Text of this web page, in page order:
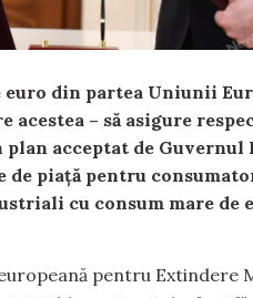
euro din partea Uniunii
acestea – să asigure
plan acceptat de
piață pentru
cu consum mare de
pentru Extindere